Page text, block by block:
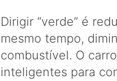
Dirigir “verde” é
mesmo tempo,
combustível. O
inteligentes para